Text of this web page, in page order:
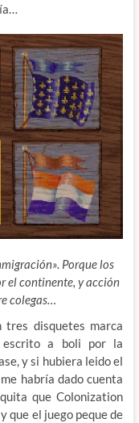
Porque los
el continente, y acción
colegas…
tres disquetes marca
escrito a boli por la
y si hubiera leido el
habría dado cuenta
que Colonization
que el juego peque de